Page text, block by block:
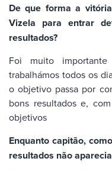
De que forma a
Vizela para entrar
resultados?
Foi muito
trabalhámos todos os
o objetivo passa por
bons resultados e,
objetivos
Enquanto capitão,
resultados não